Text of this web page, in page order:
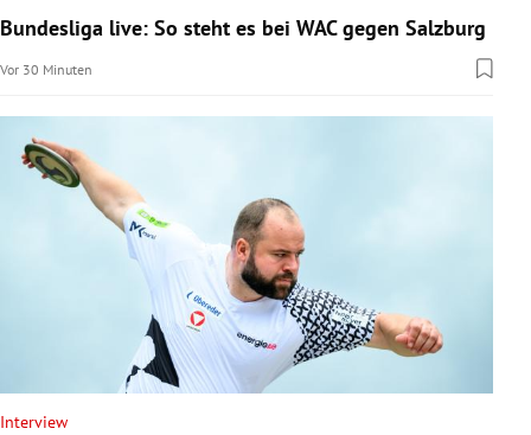
Bundesliga live: So steht es bei WAC gegen Salzburg
Vor 30 Minuten
Interview